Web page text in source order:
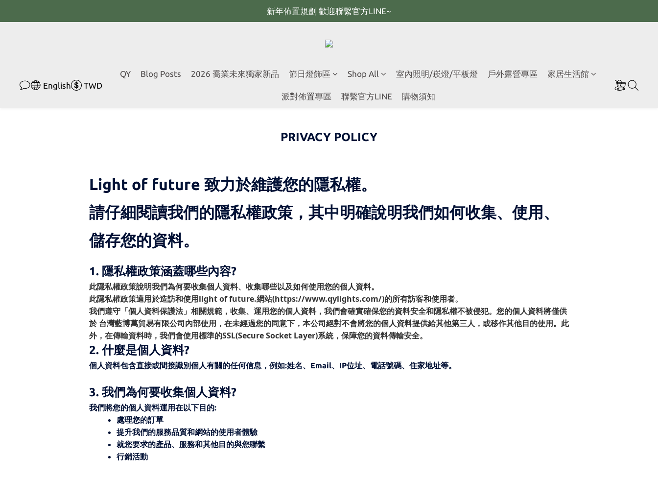
新年佈置規劃 歡迎聯繫官方LINE~
新年佈置規劃 歡迎聯繫官方LINE~
新年佈置規劃 歡迎聯繫官方LINE~
English
TWD
QY Blog Posts 2026 喬業未來獨家新品 節日燈飾區 Shop All 室內照明/崁燈/平板燈 戶外露營專區 家居生活館
派對佈置專區 聯繫官方LINE 購物須知
PRIVACY POLICY
Light of future 致力於維護您的隱私權。
請仔細閱讀我們的隱私權政策，其中明確說明我們如何收集、使用、
儲存您的資料。
1. 隱私權政策涵蓋哪些內容?
此隱私權政策說明我們為何要收集個人資料、收集哪些以及如何使用您的個人資料。
此隱私權政策適用於造訪和使用light of future.網站(https://www.qylights.com/)的所有訪客和使用者。
我們遵守「個人資料保護法」相關規範，收集、運用您的個人資料，我們會確實確保您的資料安全和隱私權不被侵犯。您的個人資料將僅供
於 台灣藍博萬貿易有限公司內部使用，在未經過您的同意下，本公司絕對不會將您的個人資料提供給其他第三人，或移作其他目的使用。此
外，在傳輸資料時，我們會使用標準的SSL(Secure Socket Layer)系統，保障您的資料傳輸安全。
2. 什麼是個人資料?
個人資料包含直接或間接識別個人有關的任何信息，例如:姓名、Email、IP位址、電話號碼、住家地址等。
3. 我們為何要收集個人資料?
我們將您的個人資料運用在以下目的:
處理您的訂單
提升我們的服務品質和網站的使用者體驗
就您要求的產品、服務和其他目的與您聯繫
行銷活動